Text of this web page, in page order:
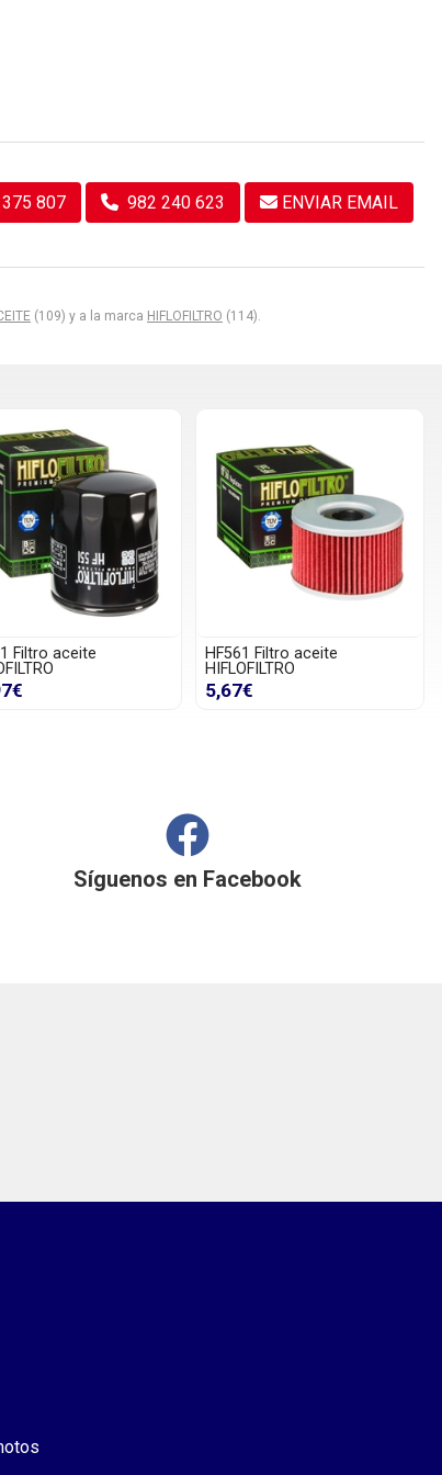
(109) y a la marca HIFLOFILTRO (114).
807 982 240 623 ENVIAR EMAIL
Filtro aceite
HF561 Filtro aceite
HIFLOFILTRO
5,67€
Síguenos en Facebook